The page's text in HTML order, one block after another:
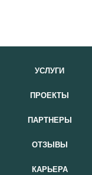
УСЛУГИ
ПРОЕКТЫ
ПАРТНЕРЫ
ОТЗЫВЫ
КАРЬЕРА